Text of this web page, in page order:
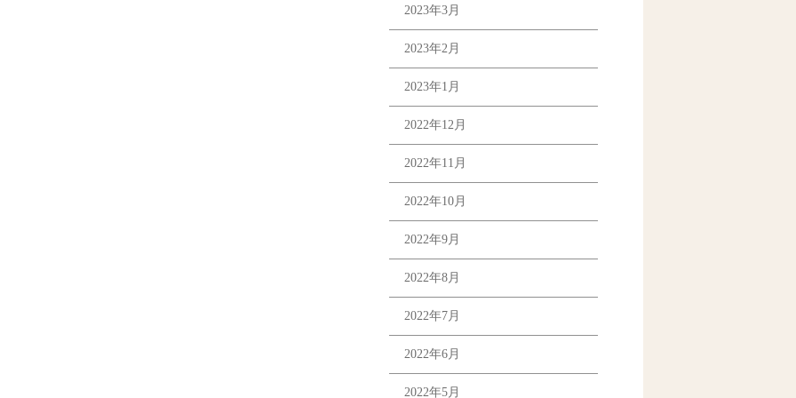
2023年3月
2023年2月
2023年1月
2022年12月
2022年11月
2022年10月
2022年9月
2022年8月
2022年7月
2022年6月
2022年5月